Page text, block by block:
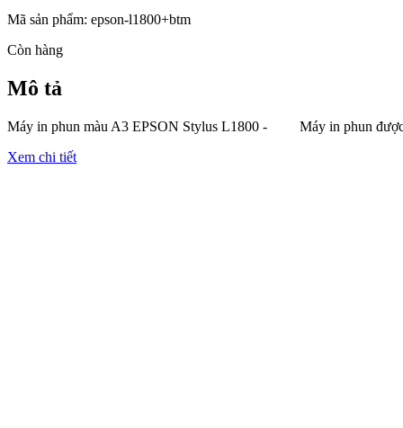
Mã sản phẩm: epson-l1800+btm
Còn hàng
Mô tả
Máy in phun màu A3 EPSON Stylus L1800 - Máy in phun
Xem chi tiết